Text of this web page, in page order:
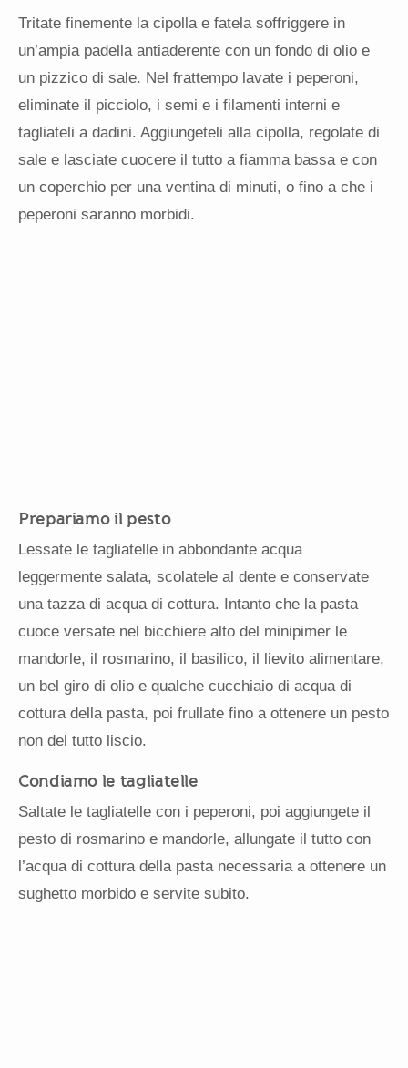
Tritate finemente la cipolla e fatela soffriggere in
un’ampia padella antiaderente con un fondo di olio e
un pizzico di sale. Nel frattempo lavate i peperoni,
eliminate il picciolo, i semi e i filamenti interni e
tagliateli a dadini. Aggiungeteli alla cipolla, regolate di
sale e lasciate cuocere il tutto a fiamma bassa e con
un coperchio per una ventina di minuti, o fino a che i
peperoni saranno morbidi.
Prepariamo il pesto
Lessate le tagliatelle in abbondante acqua
leggermente salata, scolatele al dente e conservate
una tazza di acqua di cottura. Intanto che la pasta
cuoce versate nel bicchiere alto del minipimer le
mandorle, il rosmarino, il basilico, il lievito alimentare,
un bel giro di olio e qualche cucchiaio di acqua di
cottura della pasta, poi frullate fino a ottenere un pesto
non del tutto liscio.
Condiamo le tagliatelle
Saltate le tagliatelle con i peperoni, poi aggiungete il
pesto di rosmarino e mandorle, allungate il tutto con
l’acqua di cottura della pasta necessaria a ottenere un
sughetto morbido e servite subito.